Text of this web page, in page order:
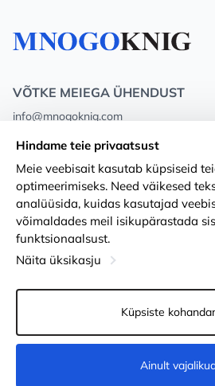
VÕTKE MEIEGA ÜHENDUST
info@mnogoknig.com
Rīga, Augusta Deglava 69d, LV-1082
Meist
Poed
Kohaletoimetamine ja makse
Lojaalsuskaardid
PÕHJUST KOOSTÖÖKS
Hindame teie privaatsust
Meie veebisait kasutab küpsiseid
optimeerimiseks. Need väikesed
analüüsida, kuidas kasutajad
võimaldades meil isikupärastada
funktsionaalsust.
Näita üksikasju
Küpsiste
Ainult